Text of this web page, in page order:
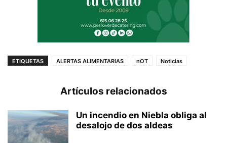
ETIQUETAS ALERTAS ALIMENTARIAS nOT Noticias
Artículos relacionados
Un incendio en Niebla obliga al
desalojo de dos aldeas